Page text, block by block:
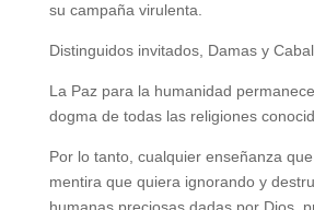
su campaña virulenta.
Distinguidos invitados, Damas y
La Paz para la humanidad
dogma de todas las religiones
Por lo tanto, cualquier enseñanza
mentira que quiera ignorando y